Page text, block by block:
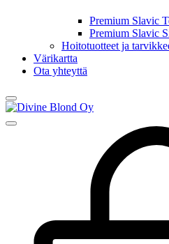
Premium Slavic
Premium Slavic
Hoitotuotteet ja
Värikartta
Ota yhteyttä